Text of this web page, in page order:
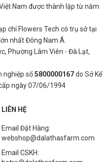
Nam được thành lập từ năm
chí Flowers Tech có trụ sở tại
nhất Đông Nam Á.
Phường Lâm Viên - Đà Lạt,
nghiệp số5800000167do Sở Kế
ngày 07/06/1994
LIÊN HỆ
Email Đặt Hàng:
webshop@dalathasfarm.com
Email CSKH: